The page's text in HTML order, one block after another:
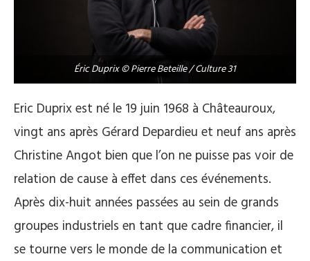
Éric Duprix © Pierre Beteille / Culture 31
Eric Duprix est né le 19 juin 1968 à Châteauroux,
vingt ans après Gérard Depardieu et neuf ans après
Christine Angot bien que l’on ne puisse pas voir de
relation de cause à effet dans ces événements.
Après dix-huit années passées au sein de grands
groupes industriels en tant que cadre financier, il
se tourne vers le monde de la communication et